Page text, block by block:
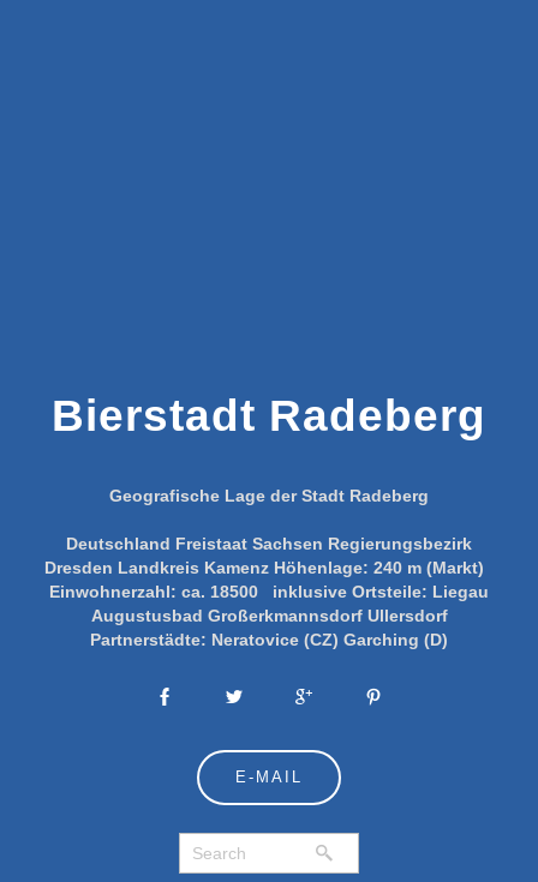
Bierstadt Radeberg
Geografische Lage der Stadt Radeberg
Deutschland Freistaat Sachsen Regierungsbezirk
Dresden Landkreis Kamenz Höhenlage: 240 m (Markt)
Einwohnerzahl: ca. 18500 inklusive Ortsteile: Liegau
Augustusbad Großerkmannsdorf Ullersdorf
Partnerstädte: Neratovice (CZ) Garching (D)
E-MAIL